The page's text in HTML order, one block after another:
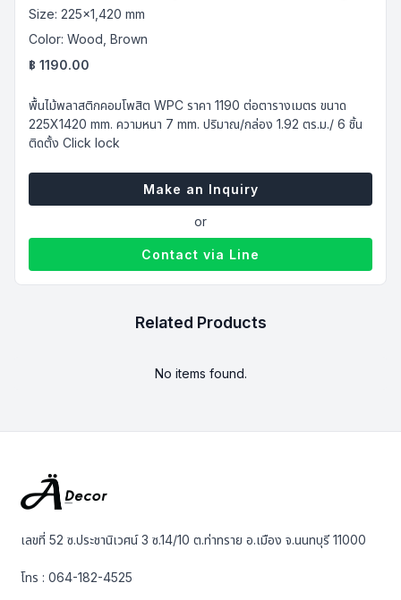
Size: 225x1,420 mm
Color: Wood, Brown
฿ 1190.00
พื้นไม้พลาสติกคอมโพสิต WPC ราคา 1190 ต่อตารางเมตร ขนาด
225X1420 mm. ความหนา 7 mm. ปริมาณ/กล่อง 1.92 ตร.ม./ 6 ชิ้น
ติดตั้ง Click lock
Make an Inquiry
or
Contact via Line
Related Products
No items found.
เลขที่ 52 ซ.ประชานิเวศน์ 3 ซ.14/10 ต.ท่าทราย อ.เมือง จ.นนทบุรี 11000
โทร :064-182-4525